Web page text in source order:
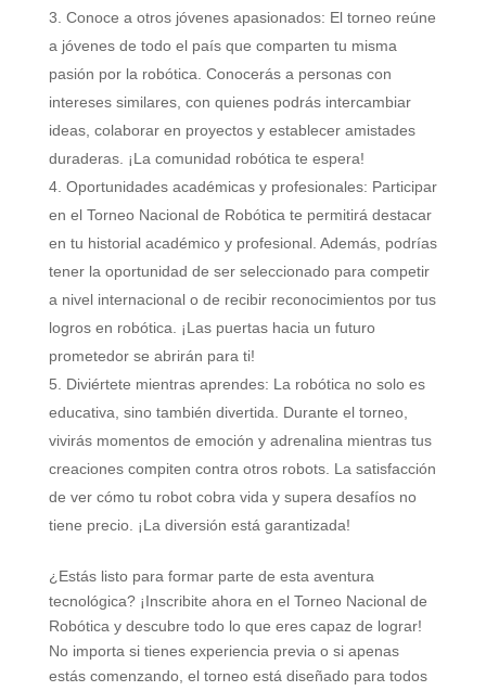
Conoce a otros jóvenes apasionados: El torneo reúne
a jóvenes de todo el país que comparten tu misma
pasión por la robótica. Conocerás a personas con
intereses similares, con quienes podrás intercambiar
ideas, colaborar en proyectos y establecer amistades
duraderas. ¡La comunidad robótica te espera!
Oportunidades académicas y profesionales: Participar
en el Torneo Nacional de Robótica te permitirá destacar
en tu historial académico y profesional. Además, podrías
tener la oportunidad de ser seleccionado para competir
a nivel internacional o de recibir reconocimientos por tus
logros en robótica. ¡Las puertas hacia un futuro
prometedor se abrirán para ti!
Diviértete mientras aprendes: La robótica no solo es
educativa, sino también divertida. Durante el torneo,
vivirás momentos de emoción y adrenalina mientras tus
creaciones compiten contra otros robots. La satisfacción
de ver cómo tu robot cobra vida y supera desafíos no
tiene precio. ¡La diversión está garantizada!
¿Estás listo para formar parte de esta aventura
tecnológica? ¡Inscribite ahora en el Torneo Nacional de
Robótica y descubre todo lo que eres capaz de lograr!
No importa si tienes experiencia previa o si apenas
estás comenzando, el torneo está diseñado para todos